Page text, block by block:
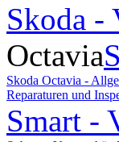
Skoda -
Octavia
Skoda Octavia -
Reparaturen und
Smart -